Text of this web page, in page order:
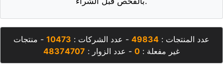
عدد المنتجات : 49834 - عدد الشركات : 10473 - منتجات
غير مفعلة : 0 - عدد الزوار : 48374707